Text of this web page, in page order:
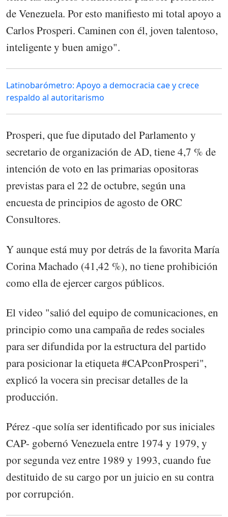
de Venezuela. Por esto manifiesto mi total apoyo a
Carlos Prosperi. Caminen con él, joven talentoso,
inteligente y buen amigo".
Latinobarómetro: Apoyo a democracia cae y crece
respaldo al autoritarismo
Prosperi, que fue diputado del Parlamento y
secretario de organización de AD, tiene 4,7 % de
intención de voto en las primarias opositoras
previstas para el 22 de octubre, según una
encuesta de principios de agosto de ORC
Consultores.
Y aunque está muy por detrás de la favorita María
Corina Machado (41,42 %), no tiene prohibición
como ella de ejercer cargos públicos.
El video "salió del equipo de comunicaciones, en
principio como una campaña de redes sociales
para ser difundida por la estructura del partido
para posicionar la etiqueta #CAPconProsperi",
explicó la vocera sin precisar detalles de la
producción.
Pérez -que solía ser identificado por sus iniciales
CAP- gobernó Venezuela entre 1974 y 1979, y
por segunda vez entre 1989 y 1993, cuando fue
destituido de su cargo por un juicio en su contra
por corrupción.